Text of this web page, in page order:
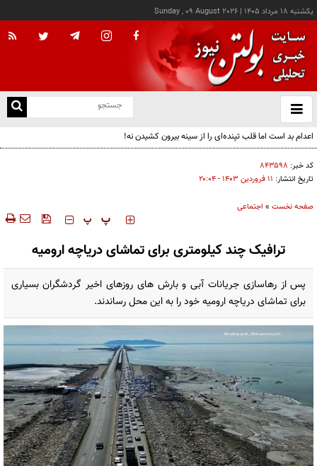
يکشنبه ۱۸ مرداد ۱۴۰۵ |
Sunday , 09 August 2026
باز
و
اعدام بد است اما قلب تپنده‌ای را از سینه بیرون کشیدن نه!
کد خبر: ۸۴۳۵۹۸
تاریخ انتشار: ۱۱ فروردين ۱۴۰۳ - ۲۰:۰۴
صفحه نخست » اجتماعی
‍‍‍ پ پ
ترافیک چند کیلومتری برای تماشای دریاچه ارومیه
پس از رهاسازی جریانات آبی و بارش های روزهای اخیر گردشگران بسیاری
برای تماشای دریاچه ارومیه خود را به این محل رساندند.